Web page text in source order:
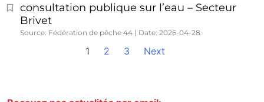
consultation publique sur l’eau – Secteur
Brivet
Source: Fédération de pêche 44 Date: 2026-04-28
1 2 3 Next